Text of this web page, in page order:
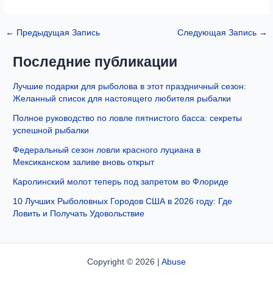
← Предыдущая Запись Следующая Запись →
Последние публикации
Лучшие подарки для рыболова в этот праздничный сезон:
Желанный список для настоящего любителя рыбалки
Полное руководство по ловле пятнистого басса: секреты
успешной рыбалки
Федеральный сезон ловли красного луциана в
Мексиканском заливе вновь открыт
Каролинский молот теперь под запретом во Флориде
10 Лучших Рыболовных Городов США в 2026 году: Где
Ловить и Получать Удовольствие
Copyright © 2026 | Abuse